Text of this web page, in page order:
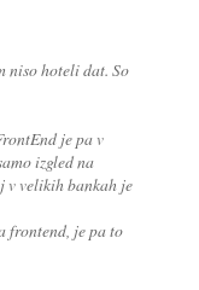
niso hoteli dat. So
je pa v
izgled na
v velikih bankah je
frontend, je pa to